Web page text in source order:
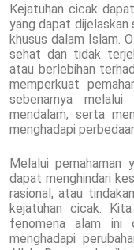
Kejatuhan cicak
yang dapat dijelaskan
khusus dalam Islam.
sehat dan tidak
atau berlebihan
memperkuat
sebenarnya
mendalam, serta
menghadapi
Melalui pemahaman
dapat menghindari
rasional, atau
kejatuhan cicak.
fenomena alam ini
menghadapi